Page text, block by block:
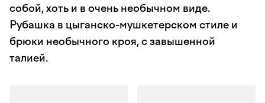
собой, хоть и в очень необычном виде.
Рубашка в цыганско-мушкетерском стиле и
брюки необычного кроя, с завышенной
талией.